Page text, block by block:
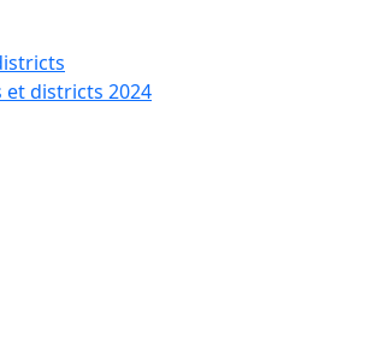
et districts 2024